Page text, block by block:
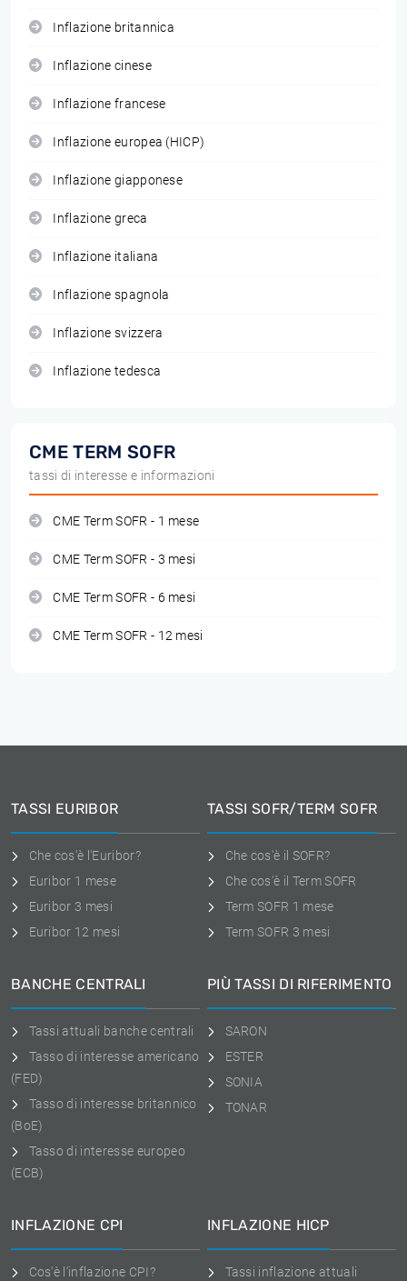
Inflazione britannica
Inflazione cinese
Inflazione francese
Inflazione europea (HICP)
Inflazione giapponese
Inflazione greca
Inflazione italiana
Inflazione spagnola
Inflazione svizzera
Inflazione tedesca
CME TERM SOFR
tassi di interesse e informazioni
CME Term SOFR - 1 mese
CME Term SOFR - 3 mesi
CME Term SOFR - 6 mesi
CME Term SOFR - 12 mesi
TASSI EURIBOR
Che cos'è l'Euribor?
Euribor 1 mese
Euribor 3 mesi
Euribor 12 mesi
TASSI SOFR/TERM SOFR
Che cos'è il SOFR?
Che cos'è il Term SOFR
Term SOFR 1 mese
Term SOFR 3 mesi
BANCHE CENTRALI
Tassi attuali banche centrali
Tasso di interesse americano
(FED)
Tasso di interesse britannico
(BoE)
Tasso di interesse europeo
(ECB)
PIÙ TASSI DI RIFERIMENTO
SARON
ESTER
SONIA
TONAR
INFLAZIONE CPI
Cos'è l'inflazione CPI?
INFLAZIONE HICP
Tassi inflazione attuali